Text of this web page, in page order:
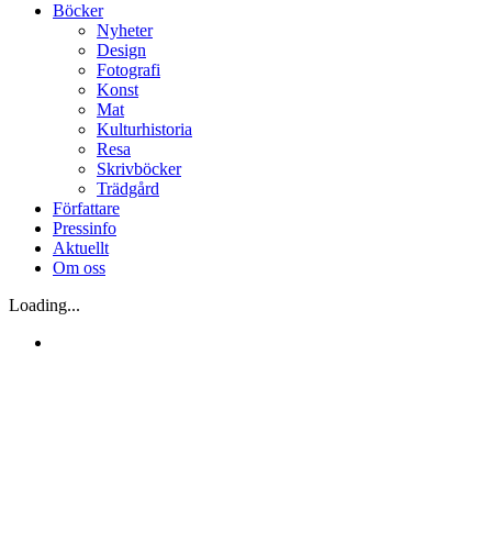
Böcker
Nyheter
Design
Fotografi
Konst
Mat
Kulturhistoria
Resa
Skrivböcker
Trädgård
Författare
Pressinfo
Aktuellt
Om oss
Loading...